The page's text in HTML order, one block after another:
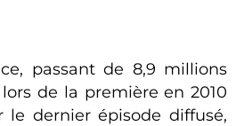
passant de 8,9 millions
de la première en 2010
le dernier épisode diffusé,